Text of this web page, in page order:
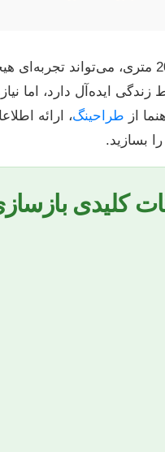
بازسازی خانه، به خصوص یک واحد 200
ایده‌آل دارد، اما
از طراحینگ، ارائه
بسازید.
بازسازی خانه